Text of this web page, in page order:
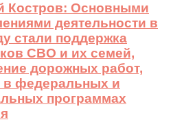
Костров: Основными
деятельности в
стали поддержка
СВО и их семей,
дорожных работ,
в федеральных и
программах